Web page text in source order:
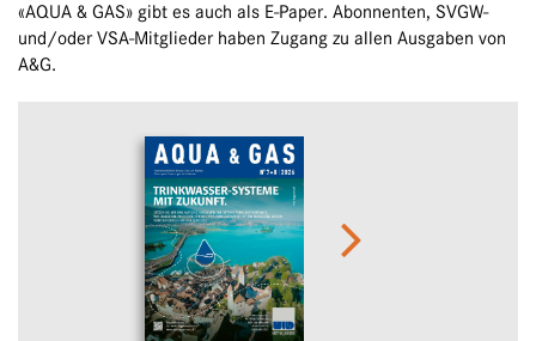
«AQUA & GAS» gibt es auch als E-Paper. Abonnenten, SVGW-
und/oder VSA-Mitglieder haben Zugang zu allen Ausgaben von
A&G.